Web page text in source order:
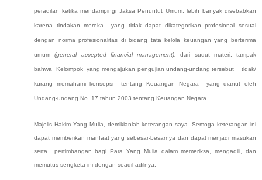
peradilan ketika mendampingi Jaksa Penuntut Umum, lebih banyak disebabkan
karena tindakan mereka yang tidak dapat dikategorikan profesional sesuai
dengan norma profesionalitas di bidang tata kelola keuangan yang berterima
umum(general accepted financial management), dari sudut materi, tampak
bahwa Kelompok yang mengajukan pengujian undang-undang tersebut tidak/
kurang memahami konsepsi tentang Keuangan Negara yang dianut oleh
Undang-undang No. 17 tahun 2003 tentang Keuangan Negara.
Majelis Hakim Yang Mulia, demikianlah keterangan saya. Semoga keterangan ini
dapat memberikan manfaat yang sebesar-besarnya dan dapat menjadi masukan
serta pertimbangan bagi Para Yang Mulia dalam memeriksa, mengadili, dan
memutus sengketa ini dengan seadil-adilnya.